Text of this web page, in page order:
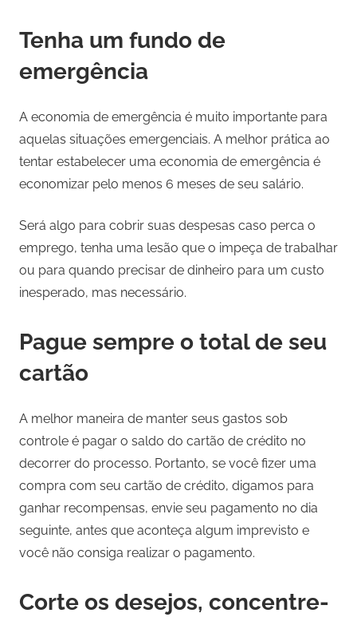
Tenha um fundo de
emergência
A economia de emergência é muito importante para
aquelas situações emergenciais. A melhor prática ao
tentar estabelecer uma economia de emergência é
economizar pelo menos 6 meses de seu salário.
Será algo para cobrir suas despesas caso perca o
emprego, tenha uma lesão que o impeça de trabalhar
ou para quando precisar de dinheiro para um custo
inesperado, mas necessário.
Pague sempre o total de seu
cartão
A melhor maneira de manter seus gastos sob
controle é pagar o saldo do cartão de crédito no
decorrer do processo. Portanto, se você fizer uma
compra com seu cartão de crédito, digamos para
ganhar recompensas, envie seu pagamento no dia
seguinte, antes que aconteça algum imprevisto e
você não consiga realizar o pagamento.
Corte os desejos, concentre-